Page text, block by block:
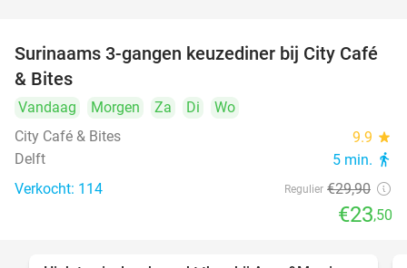
21%
Surinaams 3-gangen keuzediner bij City Café
& Bites
Vandaag Morgen Za Di
Wo
City Café & Bites
9.9 star
Delft 5 min. directions_walk
Verkocht: 114 Regulier €29,90
€23,50